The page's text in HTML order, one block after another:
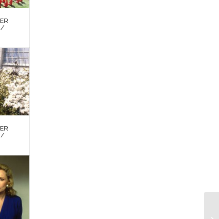
/
/